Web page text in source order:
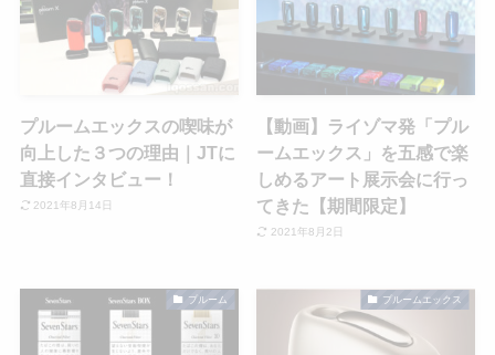
プルームエックスの喫味が
向上した３つの理由｜JTに
直接インタビュー！
2021年8月14日
【動画】ライゾマ発「プル
ームエックス」を五感で楽
しめるアート展示会に行っ
てきた【期間限定】
2021年8月2日
プルーム プルームエックス